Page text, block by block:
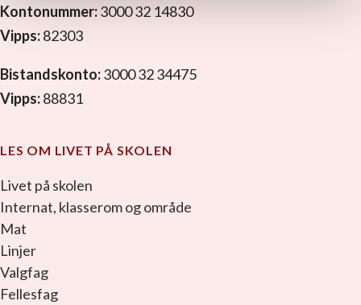
Kontonummer:3000 32 14830
Vipps:82303
Bistandskonto:3000 32 34475
Vipps:88831
LES OM LIVET PÅ SKOLEN
Livet på skolen
Internat, klasserom og område
Mat
Linjer
Valgfag
Fellesfag